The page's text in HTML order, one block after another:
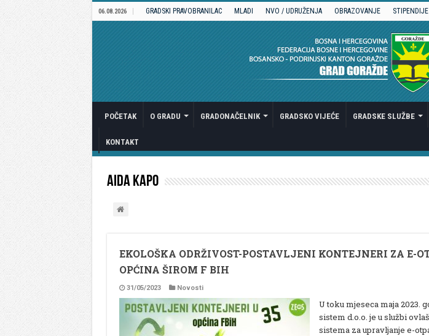
06.08.2026 GRADSKI PRAVOBRANILAC MLADI NVO / UDRUŽENJA OBRAZOVANJE STIPENDIJE
POČETAK O GRADU GRADONAČELNIK GRADSKO VIJEĆE GRADSKE SLUŽBE
KONTAKT
Aida Kapo
EKOLOŠKA ODRŽIVOST-POSTAVLJENI KONTEJNERI ZA E-
OPĆINA ŠIROM F BIH
31/05/2023 Novosti
U toku mjeseca maja 2023.
sistem d.o.o. je u službi
sistema za upravljanje e-